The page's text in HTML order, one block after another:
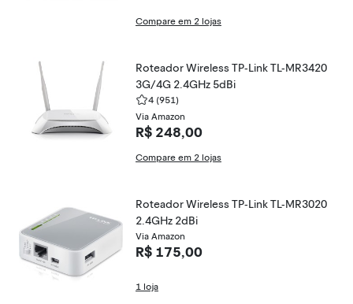
Compare em 2 lojas
Roteador Wireless TP-Link TL-MR3420
3G/4G 2.4GHz 5dBi
4 (951)
Via Amazon
R$ 248,00
Compare em 2 lojas
Roteador Wireless TP-Link TL-MR3020
2.4GHz 2dBi
Via Amazon
R$ 175,00
1 loja